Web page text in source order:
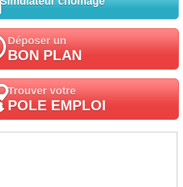
Déposer un
BON PLAN
Trouver votre
POLE EMPLOI